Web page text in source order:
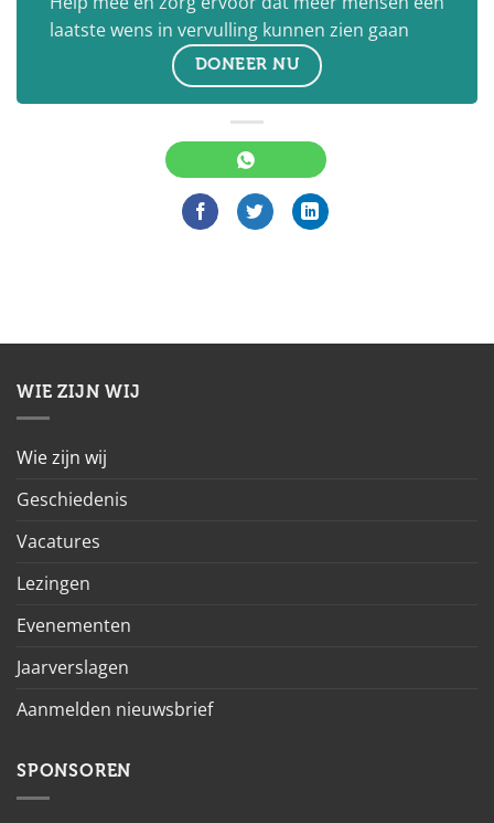
laatste wens in vervulling kunnen zien gaan
DONEER NU
WIE ZIJN WIJ
Wie zijn wij
Geschiedenis
Vacatures
Lezingen
Evenementen
Jaarverslagen
Aanmelden nieuwsbrief
SPONSOREN